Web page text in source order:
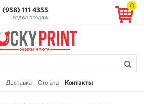
(958) 111 4355
отдел продаж
0
Доставка Оплата Контакты